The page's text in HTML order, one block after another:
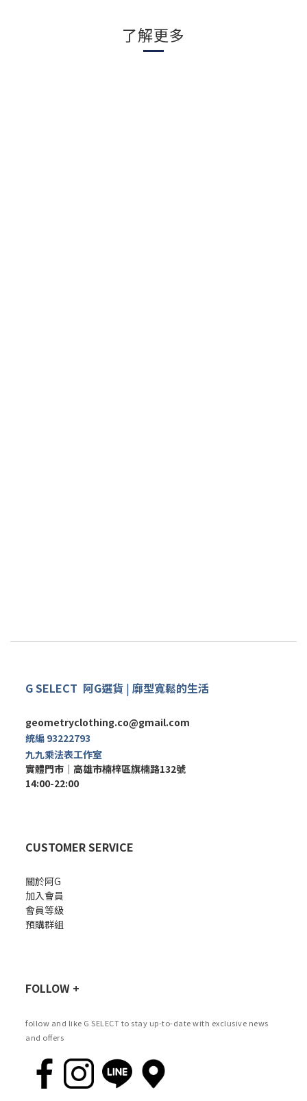
了解更多
G SELECT 阿G選貨 | 廓型寬鬆的生活
geometryclothing.co@gmail.com
統編 93222793
九九乘法表工作室
實體門市｜ 高雄市楠梓區旗楠路132號
14:00-22:00
CUSTOMER SERVICE
關於阿G
加入會員
會員等級
預購群組
FOLLOW +
follow and like G SELECT to stay up-to-date with exclusive news
and offers